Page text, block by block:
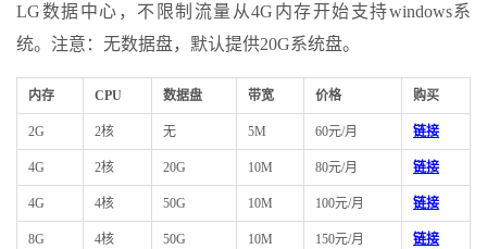
LG数据中心，不限制流量从4G内存开始支持windows系
统。注意：无数据盘，默认提供20G系统盘。
内存 CPU 数据盘 带宽 价格 购买
2G 2核 无 5M 60元/月 链接
4G 2核 20G 10M 80元/月 链接
4G 4核 50G 10M 100元/月 链接
8G 4核 50G 10M 150元/月 链接